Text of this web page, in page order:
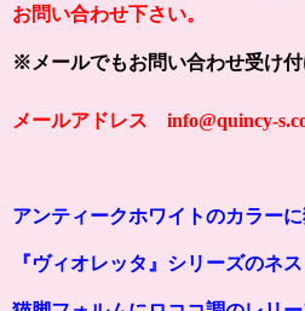
お問い合わせ下さい。
※メールでもお問い合わせ受け付
メールアドレス info@quincy-
アンティークホワイトのカラー
『ヴィオレッタ』シリーズのネ